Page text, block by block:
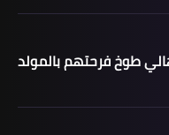
طوخ فرحتهم بالمولد